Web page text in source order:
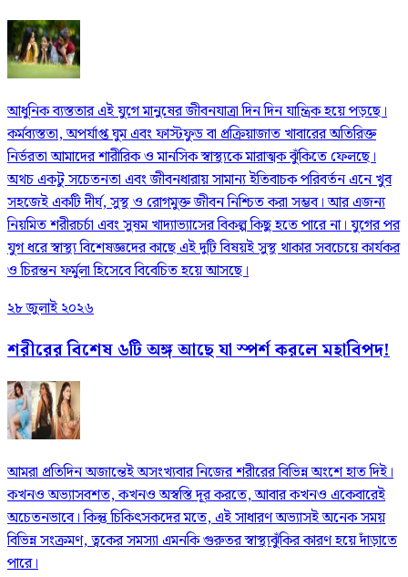
আধুনিক ব্যস্ততার এই যুগে মানুষের জীবনযাত্রা দিন দিন যান্ত্রিক হয়ে পড়ছে।
কর্মব্যস্ততা, অপর্যাপ্ত ঘুম এবং ফাস্টফুড বা প্রক্রিয়াজাত খাবারের অতিরিক্ত
নির্ভরতা আমাদের শারীরিক ও মানসিক স্বাস্থ্যকে মারাত্মক ঝুঁকিতে ফেলছে।
অথচ একটু সচেতনতা এবং জীবনধারায় সামান্য ইতিবাচক পরিবর্তন এনে খুব
সহজেই একটি দীর্ঘ, সুস্থ ও রোগমুক্ত জীবন নিশ্চিত করা সম্ভব। আর এজন্য
নিয়মিত শরীরচর্চা এবং সুষম খাদ্যাভ্যাসের বিকল্প কিছু হতে পারে না। যুগের পর
যুগ ধরে স্বাস্থ্য বিশেষজ্ঞদের কাছে এই দুটি বিষয়ই সুস্থ থাকার সবচেয়ে কার্যকর
ও চিরন্তন ফর্মুলা হিসেবে বিবেচিত হয়ে আসছে।
২৮ জুলাই ২০২৬
শরীরের বিশেষ ৬টি অঙ্গ আছে যা স্পর্শ করলে মহাবিপদ!
আমরা প্রতিদিন অজান্তেই অসংখ্যবার নিজের শরীরের বিভিন্ন অংশে হাত দিই।
কখনও অভ্যাসবশত, কখনও অস্বস্তি দূর করতে, আবার কখনও একেবারেই
অচেতনভাবে। কিন্তু চিকিৎসকদের মতে, এই সাধারণ অভ্যাসই অনেক সময়
বিভিন্ন সংক্রমণ, ত্বকের সমস্যা এমনকি গুরুতর স্বাস্থ্যঝুঁকির কারণ হয়ে দাঁড়াতে
পারে।